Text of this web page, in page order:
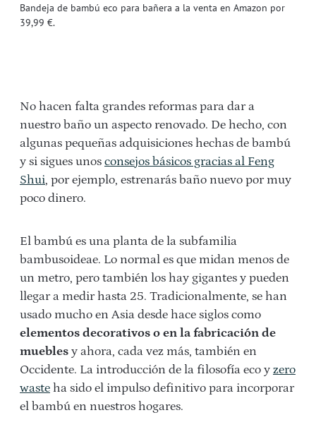
Bandeja de bambú eco para bañera a la venta en Amazon por
39,99 €.
No hacen falta grandes reformas para dar a
nuestro baño un aspecto renovado. De hecho, con
algunas pequeñas adquisiciones hechas de bambú
y si sigues unos consejos básicos gracias al Feng
Shui, por ejemplo, estrenarás baño nuevo por muy
poco dinero.
El bambú es una planta de la subfamilia
bambusoideae. Lo normal es que midan menos de
un metro, pero también los hay gigantes y pueden
llegar a medir hasta 25. Tradicionalmente, se han
usado mucho en Asia desde hace siglos como
elementos decorativos o en la fabricación de
muebles y ahora, cada vez más, también en
Occidente. La introducción de la filosofía eco y zero
waste ha sido el impulso definitivo para incorporar
el bambú en nuestros hogares.